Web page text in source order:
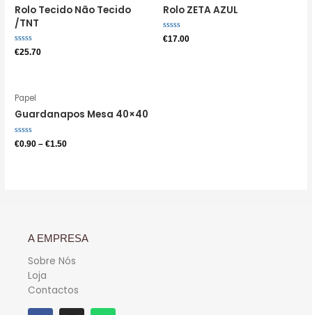
Rolo Tecido Não Tecido
/TNT
Avaliação
0
€25.70
Rolo ZETA AZUL
Avaliação
0
€17.00
Papel
Guardanapos Mesa 40×40
Avaliação
0
€0.90 –€1.50
A EMPRESA
Sobre Nós
Loja
Contactos